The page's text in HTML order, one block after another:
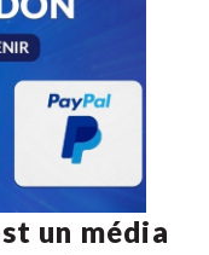
un média